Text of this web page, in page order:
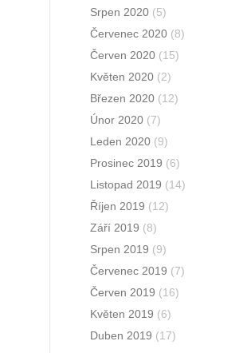
Srpen 2020 (5)
Červenec 2020 (8)
Červen 2020 (15)
Květen 2020 (2)
Březen 2020 (12)
Únor 2020 (7)
Leden 2020 (9)
Prosinec 2019 (6)
Listopad 2019 (14)
Říjen 2019 (12)
Září 2019 (8)
Srpen 2019 (9)
Červenec 2019 (7)
Červen 2019 (16)
Květen 2019 (6)
Duben 2019 (17)